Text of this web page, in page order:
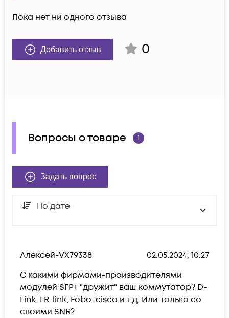
Пока нет ни одного отзыва
Добавить отзыв 0
Вопросы о товаре 1
Задать вопрос
По дате
Алексей-VX79338
02.05.2024, 10:27
С какими фирмами-производителями
модулей SFP+ "дружит" ваш коммутатор? D-
Link, LR-link, Fobo, cisco и т.д. Или только со
своими SNR?